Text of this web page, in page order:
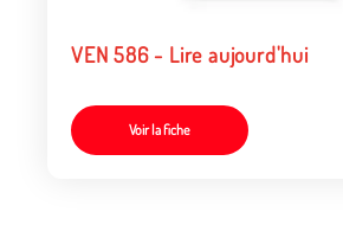
VEN 586 - Lire aujourd'hui
Voir la fiche